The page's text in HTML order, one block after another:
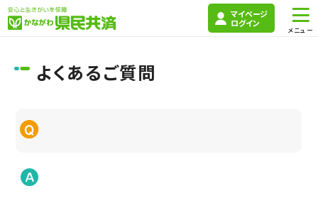
マイページ
ログイン
よくあるご質問